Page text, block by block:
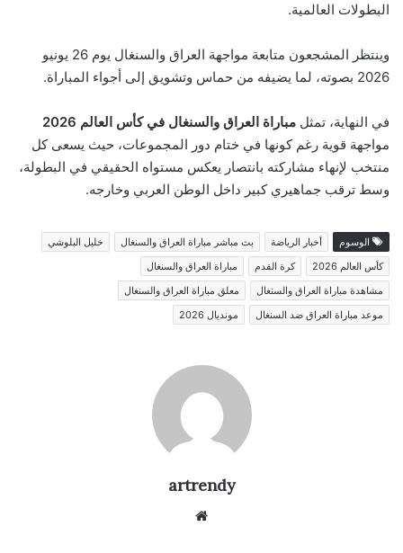
البطولات العالمية.
وينتظر المشجعون متابعة مواجهة العراق والسنغال يوم 26 يونيو
2026 بصوته، لما يضيفه من حماس وتشويق إلى أجواء المباراة.
في النهاية، تمثل مباراة العراق والسنغال في كأس العالم 2026
مواجهة قوية رغم كونها في ختام دور المجموعات، حيث يسعى كل
منتخب لإنهاء مشاركته بانتصار يعكس مستواه الحقيقي في البطولة،
وسط ترقب جماهيري كبير داخل الوطن العربي وخارجه.
الوسوم أخبار الرياضة بث مباشر مباراة العراق والسنغال
خليل البلوشي
كأس العالم 2026
كرة القدم
مباراة العراق والسنغال
مشاهدة مباراة العراق والسنغال
معلق مباراة العراق والسنغال
موعد مباراة العراق ضد السنغال
مونديال 2026
artrendy